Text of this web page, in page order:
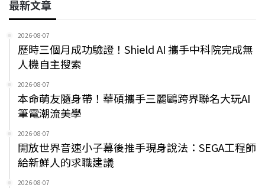
最新文章
2026-08-07
歷時三個月成功驗證！Shield AI 攜手中科院完成無
人機自主搜索
2026-08-07
本命萌友隨身帶！華碩攜手三麗鷗跨界聯名大玩AI
筆電潮流美學
2026-08-07
開放世界音速小子幕後推手現身說法：SEGA工程師
給新鮮人的求職建議
2026-08-07